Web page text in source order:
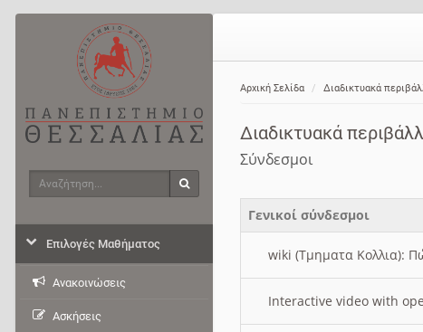
Αρχική Σελίδα Διαδικτυακά
Διαδικτυακά
Σύνδεσμοι
Γενικοί σύνδεσμοι
wiki (Τμηματα Κολλια):
Interactive video with
Αναζήτηση
Επιλογές Μαθήματος
Ανακοινώσεις
Ασκήσεις